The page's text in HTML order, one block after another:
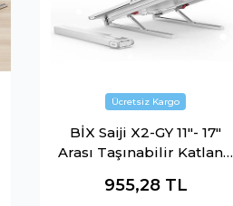
BİX Saiji X2-GY 11"- 17"
Arası Taşınabilir Katlanır
Soğutucu Stand Beyaz
955,28 TL